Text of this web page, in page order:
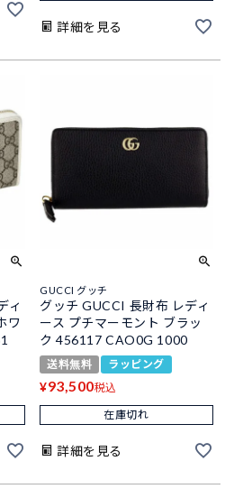
詳細を見る
ィ
ワ
GUCCI グッチ
グッチ GUCCI 長財布 レディ
ース プチマーモント ブラッ
ク 456117 CAO0G 1000
送料無料 ラッピング
¥93,500税込
在庫切れ
詳細を見る